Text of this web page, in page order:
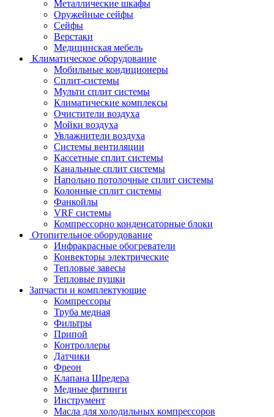
Металлические шкафы
Оружейные сейфы
Сейфы
Верстаки
Медицинская мебель
Климатическое оборудование
Мобильные кондиционеры
Сплит-системы
Мульти сплит системы
Климатические комплексы
Очистители воздуха
Мойки воздуха
Увлажнители воздуха
Системы вентиляции
Кассетные сплит системы
Канальные сплит системы
Напольно потолочные сплит системы
Колонные сплит системы
Фанкойлы
VRF системы
Компрессорно конденсаторные блоки
Отопительное оборудование
Инфракрасные обогреватели
Конвекторы электрические
Тепловые завесы
Тепловые пушки
Запчасти и комплектующие
Компрессоры
Труба медная
Фильтры
Припой
Контроллеры
Датчики
Фреон
Клапана Шредера
Медные фитинги
Инструмент
Масла для холодильных компрессоров